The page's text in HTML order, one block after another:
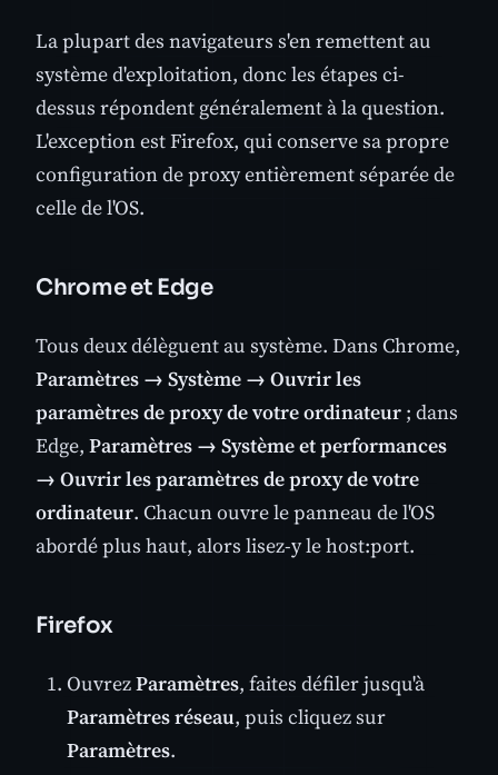
La plupart des navigateurs s'en remettent au
système d'exploitation, donc les étapes ci-
dessus répondent généralement à la question.
L'exception est Firefox, qui conserve sa propre
configuration de proxy entièrement séparée de
celle de l'OS.
Chrome et Edge
Tous deux délèguent au système. Dans Chrome,
Paramètres → Système → Ouvrir les
paramètres de proxy de votre ordinateur ; dans
Edge, Paramètres → Système et performances
→ Ouvrir les paramètres de proxy de votre
ordinateur. Chacun ouvre le panneau de l'OS
abordé plus haut, alors lisez-y le host:port.
Firefox
OuvrezParamètres, faites défiler jusqu'à
Paramètres réseau, puis cliquez sur
Paramètres.